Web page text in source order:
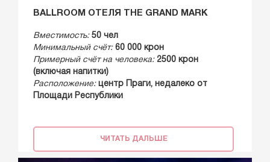
BALLROOM ОТЕЛЯ THE GRAND MARK
Вместимость: 50 чел
Минимальный счёт: 60 000 крон
Примерный счёт на человека: 2500 крон
(включая напитки)
Расположение: центр Праги, недалеко от
Площади Республики
ЧИТАТЬ ДАЛЬШЕ